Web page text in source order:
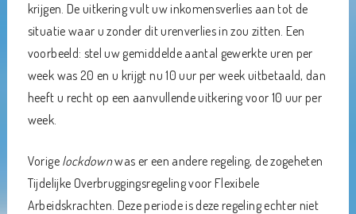
krijgen. De uitkering vult uw inkomensverlies aan tot de
situatie waar u zonder dit urenverlies in zou zitten. Een
voorbeeld: stel uw gemiddelde aantal gewerkte uren per
week was 20 en u krijgt nu 10 uur per week uitbetaald, dan
heeft u recht op een aanvullende uitkering voor 10 uur per
week.
Vorige lockdownwas er een andere regeling, de zogeheten
Tijdelijke Overbruggingsregeling voor Flexibele
Arbeidskrachten. Deze periode is deze regeling echter niet